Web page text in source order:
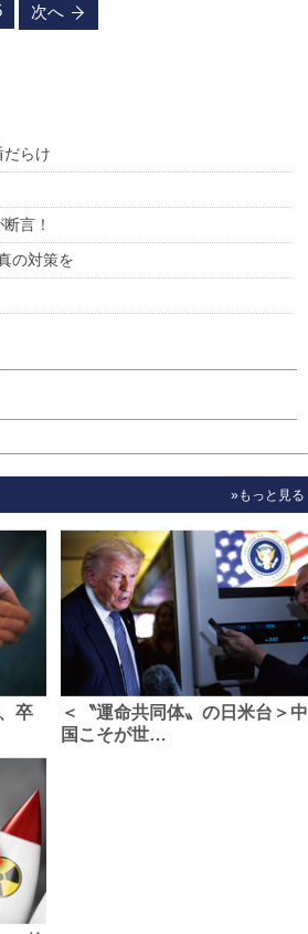
次へ
だらけ
言！
の対策を
»もっと見る
卒
＜〝運命共同体〟の日米台＞中
国こそが世…